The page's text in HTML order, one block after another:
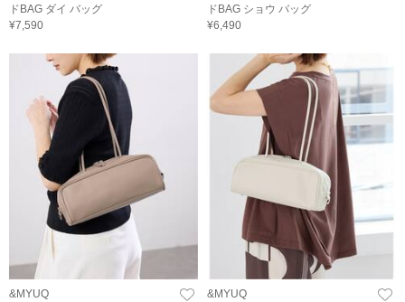
ドBAG ダイ バッグ
¥7,590
ドBAG ショウ バッグ
¥6,490
&MYUQ
&MYUQ